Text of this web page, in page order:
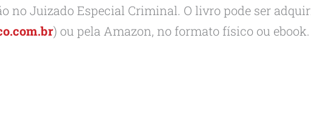
no Juizado Especial Criminal. O livro pode ser
) ou pela Amazon, no formato físico ou ebook.